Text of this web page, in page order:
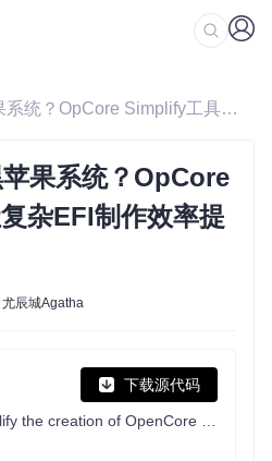
/ 如何高效配置黑苹果系统？OpCore Simplify工具让复杂EFI制作效率提升70%
果系统？OpCore
杂EFI制作效率提
辰城Agatha
下载源代码